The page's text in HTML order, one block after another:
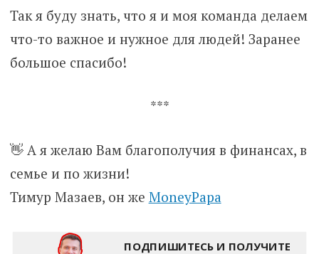
Так я буду знать, что я и моя команда делаем
что-то важное и нужное для людей! Заранее
большое спасибо!
***
👋 А я желаю Вам благополучия в финансах, в
семье и по жизни!
Тимур Мазаев, он же MoneyPapa
ПОДПИШИТЕСЬ И ПОЛУЧИТЕ